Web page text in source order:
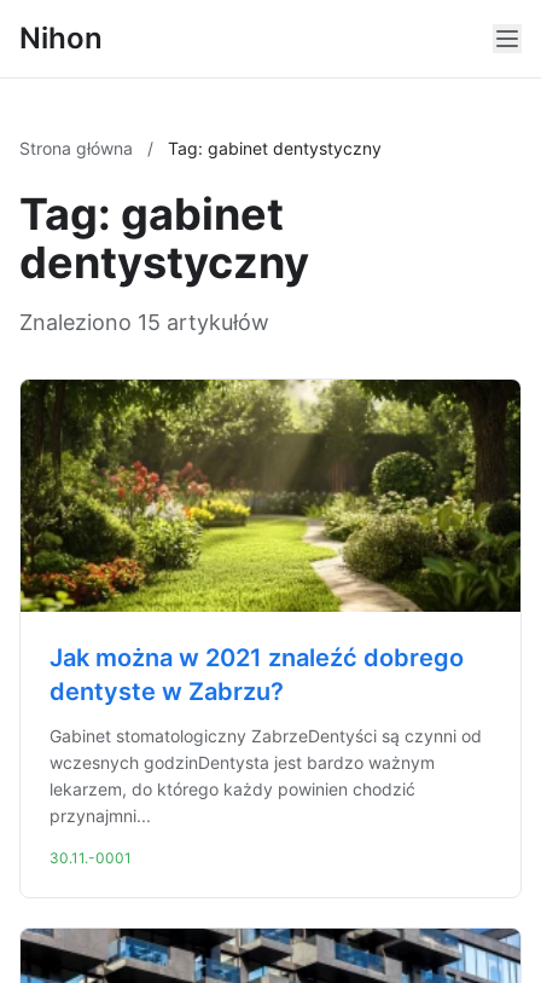
Nihon
Strona główna / Tag: gabinet dentystyczny
Tag: gabinet
dentystyczny
Znaleziono 15 artykułów
Jak można w 2021 znaleźć dobrego
dentyste w Zabrzu?
Gabinet stomatologiczny ZabrzeDentyści są czynni od
wczesnych godzinDentysta jest bardzo ważnym
lekarzem, do którego każdy powinien chodzić
przynajmni...
30.11.-0001